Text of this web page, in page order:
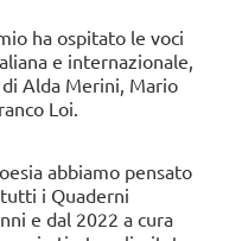
ha ospitato le voci
e internazionale,
Alda Merini, Mario
Loi.
abbiamo pensato
i Quaderni
e dal 2022 a cura